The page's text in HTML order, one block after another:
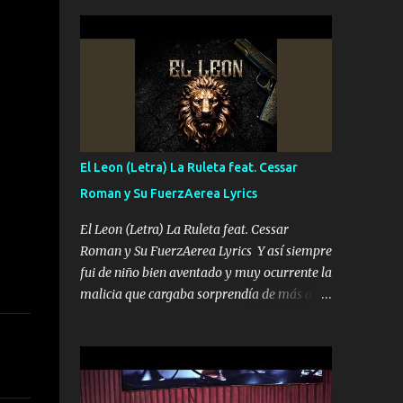
conciertos más que llenar Se mueven solo
por el interés P...
inteligente junto con su hermano el TRES
blindado el Estado tiene andan ESPERANDO
al UNO QUE PRONTO ESTARÁ PRESENTE
Que no falten las bucanas ni tampoco las
mujeres porque es platica de grandes por eso
hay que estar alegres doy las instrucciones
para atender los deberes Música Si es que
salta algún problema de confianza tengo
gente ahí está el Hombre Cuarenta y
también Pariente 7 arreglan cualquier
problema no más es cuestión que ordené
NOS HACE FALTA UN HERMANO DE CLAVE
SIEMPRE VIO POR LA FAMILIA PARA QUE
SIGA EL LEGADO Es el DOS de los
HERMANOS un cerebro inteligente y com...
El Leon (Letra) La Ruleta feat. Cessar
Roman y Su FuerzAerea Lyrics
El Leon (Letra) La Ruleta feat. Cessar
Roman y Su FuerzAerea Lyrics Y así siempre
fui de niño bien aventado y muy ocurrente la
malicia que cargaba sorprendía de más a la
Tranquilo me la navego ando en lo mío sin